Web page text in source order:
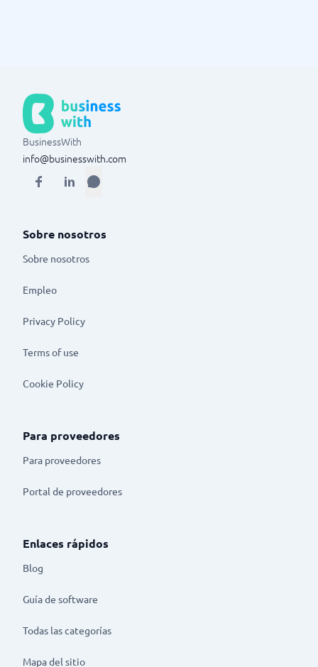
BusinessWith
info@businesswith.com
Sobre nosotros
Sobre nosotros
Empleo
Privacy Policy
Terms of use
Cookie Policy
Para proveedores
Para proveedores
Portal de proveedores
Enlaces rápidos
Blog
Guía de software
Todas las categorías
Mapa del sitio